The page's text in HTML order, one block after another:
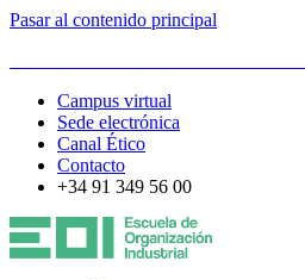
Pasar al contenido principal
Campus virtual
Sede electrónica
Canal Ético
Contacto
+34 91 349 56 00